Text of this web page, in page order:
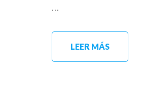
…
LEER MÁS